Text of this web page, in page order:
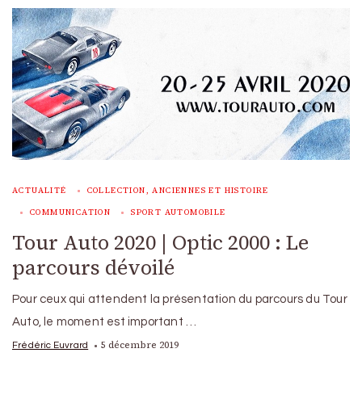
ACTUALITÉ COLLECTION, ANCIENNES ET HISTOIRE
COMMUNICATION SPORT AUTOMOBILE
Tour Auto 2020 | Optic 2000 : Le
parcours dévoilé
Pour ceux qui attendent la présentation du parcours du Tour
Auto, le moment est important …
Frédéric Euvrard 5 décembre 2019